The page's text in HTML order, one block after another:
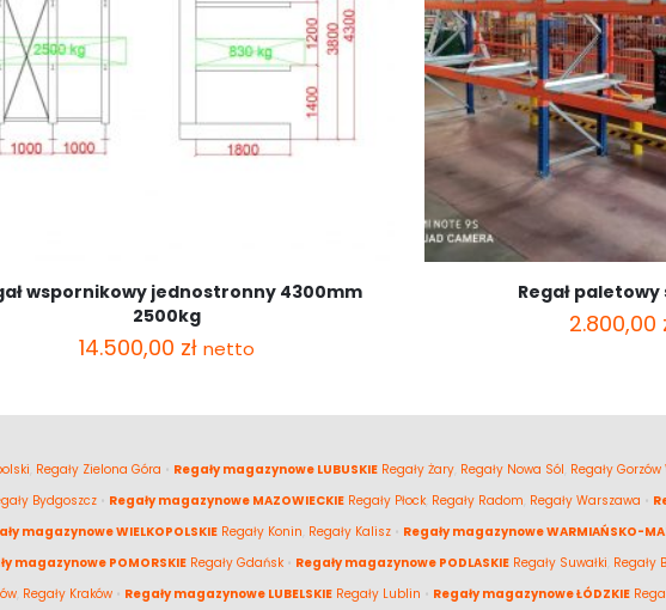
wspornikowy jednostronny 4300mm
2500kg
14.500,00 zł netto
Regał
2.800,00
Regały Zielona Góra • Regały magazynowe LUBUSKIE Regały Żary Regały Nowa Sól Regały
Bydgoszcz • Regały magazynowe MAZOWIECKIE Regały Płock Regały Radom Regały Warszawa •
magazynowe WIELKOPOLSKIE Regały Konin Regały Kalisz • Regały magazynowe WARMIAŃSKO-
magazynowe POMORSKIE Regały Gdańsk• Regały magazynowe PODLASKIE Regały Suwałki Regały
, Regały Kraków• Regały magazynowe LUBELSKIE Regały Lublin • Regały magazynowe ŁÓDZKIE